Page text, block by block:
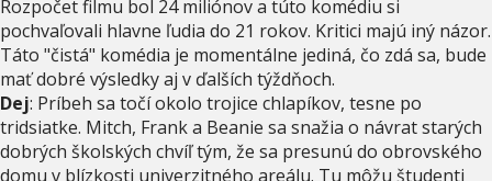
Rozpočet filmu bol 24 miliónov a túto komédiu si
pochvaľovali hlavne ľudia do 21 rokov. Kritici majú iný názor.
Táto "čistá" komédia je momentálne jediná, čo zdá sa, bude
mať dobré výsledky aj v ďalších týždňoch.
Dej: Príbeh sa točí okolo trojice chlapíkov, tesne po
tridsiatke. Mitch, Frank a Beanie sa snažia o návrat starých
dobrých školských chvíľ tým, že sa presunú do obrovského
domu v blízkosti univerzitného areálu. Tu môžu študenti